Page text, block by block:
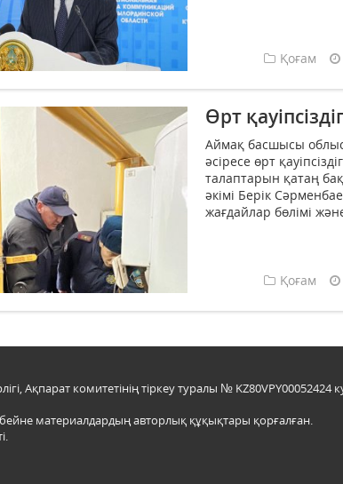
Қоғам
Өрт
Аймақ басшысы
әсіресе өрт
талаптарын қатаң
әкімі Берік
жағдайлар бөлімі
Қоғам
Ақпарат комитетінің тіркеу туралы № KZ80VPY00052424
материалдардың авторлық құқықтары қорғалған.